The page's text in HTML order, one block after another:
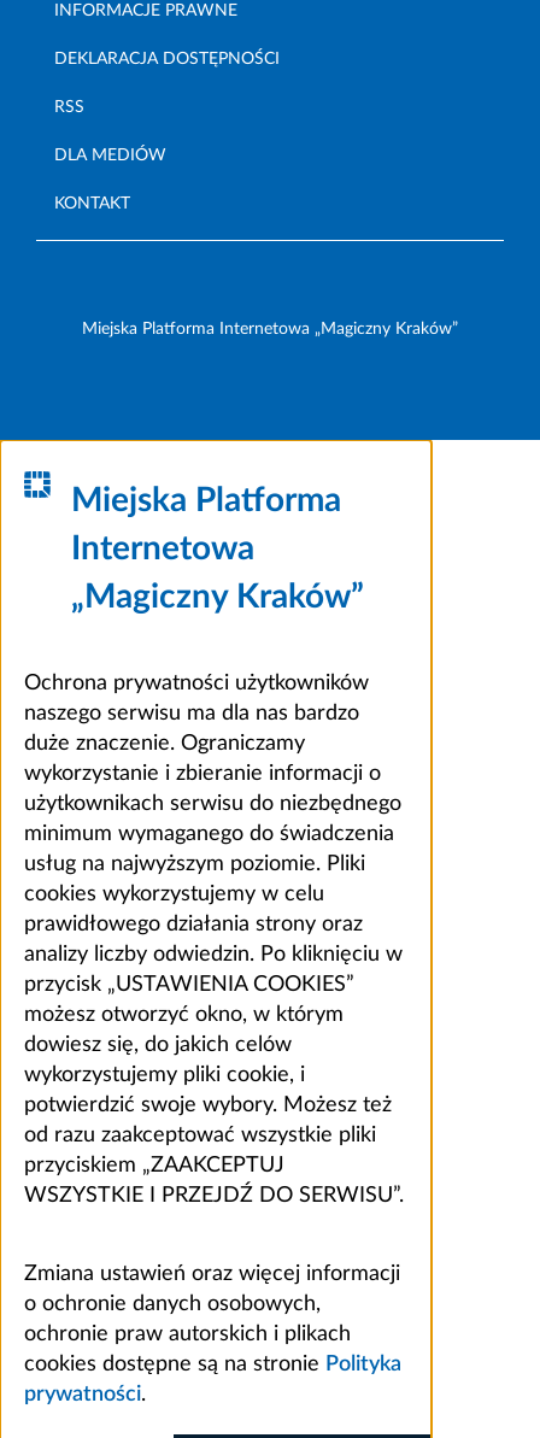
INFORMACJE PRAWNE
DEKLARACJA DOSTĘPNOŚCI
RSS
DLA MEDIÓW
KONTAKT
Miejska Platforma Internetowa „Magiczny Kraków”
Miejska Platforma
Internetowa
„Magiczny Kraków”
Ochrona prywatności użytkowników
naszego serwisu ma dla nas bardzo
duże znaczenie. Ograniczamy
wykorzystanie i zbieranie informacji o
użytkownikach serwisu do niezbędnego
minimum wymaganego do świadczenia
usług na najwyższym poziomie. Pliki
cookies wykorzystujemy w celu
prawidłowego działania strony oraz
analizy liczby odwiedzin. Po kliknięciu w
przycisk „USTAWIENIA COOKIES”
możesz otworzyć okno, w którym
dowiesz się, do jakich celów
wykorzystujemy pliki cookie, i
potwierdzić swoje wybory. Możesz też
od razu zaakceptować wszystkie pliki
przyciskiem „ZAAKCEPTUJ
WSZYSTKIE I PRZEJDŹ DO SERWISU”.
Zmiana ustawień oraz więcej informacji
o ochronie danych osobowych,
ochronie praw autorskich i plikach
cookies dostępne są na stronie Polityka
prywatności.